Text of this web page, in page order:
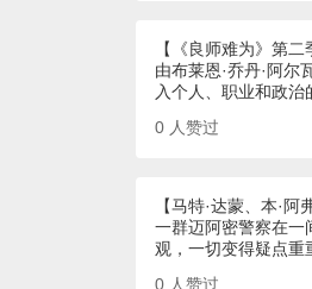
【《良师难为》第二
由布莱恩·乔丹·阿尔
入个人、职业和政
0 人赞过
【马特·达蒙、本·
一群迈阿密警察在一
观，一切变得疑点重
0 人赞过